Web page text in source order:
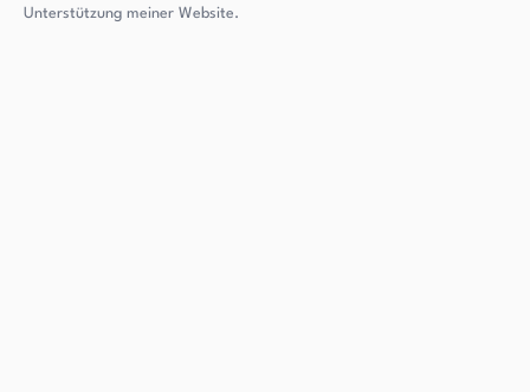
Unterstützung meiner Website.